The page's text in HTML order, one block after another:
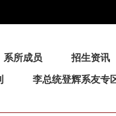
系所成员 招生资讯
李总统登辉系友专